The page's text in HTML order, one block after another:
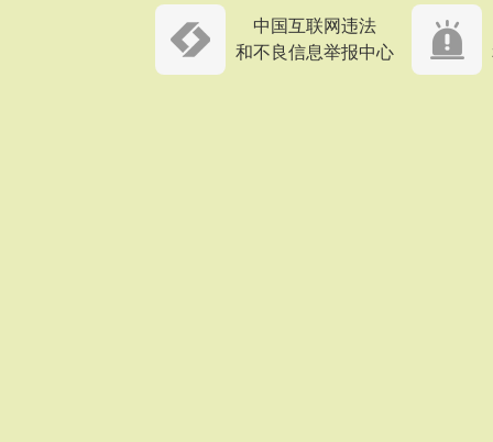
中国互联网违法
和不良信息举报中心